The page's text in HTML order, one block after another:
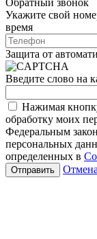
Укажите свой
время
Защита от
Введите слово на
Нажимая
обработку моих
Федеральным
персональных
определенных в
Отмена